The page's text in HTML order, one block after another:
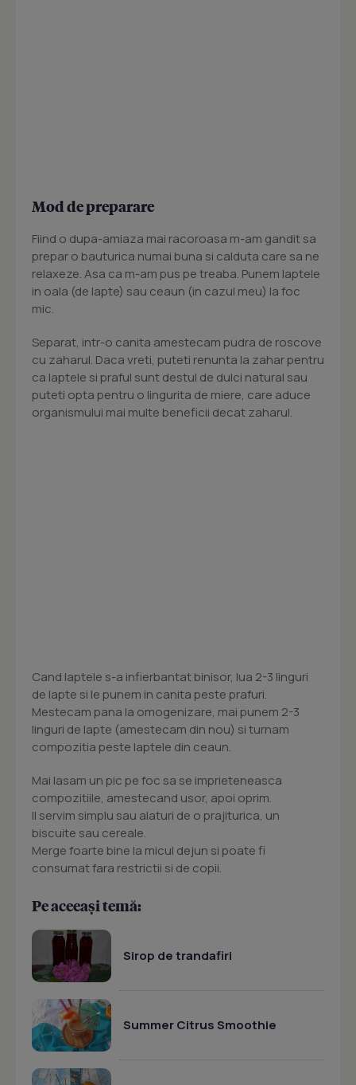
Mod de preparare
Fiind o dupa-amiaza mai racoroasa m-am gandit sa
prepar o bauturica numai buna si calduta care sa ne
relaxeze. Asa ca m-am pus pe treaba. Punem laptele
in oala (de lapte) sau ceaun (in cazul meu) la foc
mic.
Separat, intr-o canita amestecam pudra de roscove
cu zaharul. Daca vreti, puteti renunta la zahar pentru
ca laptele si praful sunt destul de dulci natural sau
puteti opta pentru o lingurita de miere, care aduce
organismului mai multe beneficii decat zaharul.
Cand laptele s-a infierbantat binisor, lua 2-3 linguri
de lapte si le punem in canita peste prafuri.
Mestecam pana la omogenizare, mai punem 2-3
linguri de lapte (amestecam din nou) si turnam
compozitia peste laptele din ceaun.
Mai lasam un pic pe foc sa se imprieteneasca
compozitiile, amestecand usor, apoi oprim.
Il servim simplu sau alaturi de o prajiturica, un
biscuite sau cereale.
Merge foarte bine la micul dejun si poate fi
consumat fara restrictii si de copii.
Pe aceeași temă:
Sirop de trandafiri
Summer Citrus Smoothie